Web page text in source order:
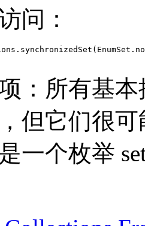
问：
：所有基
但它们很
一个枚举